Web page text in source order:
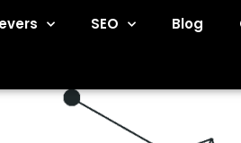
SEO Blog